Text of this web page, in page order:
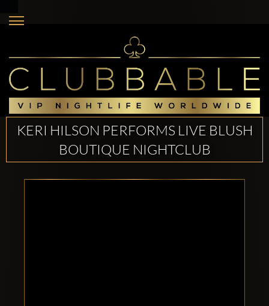
KERI HILSON PERFORMS LIVE BLUSH
BOUTIQUE NIGHTCLUB